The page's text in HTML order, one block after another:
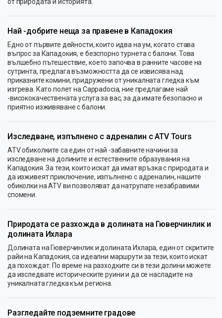
Най -добрите неща за правене в Кападокия
Едно от първите дейности, които идва на ум, когато става
въпрос за Кападокия, е безспорно турнета с балони. Това
вълшебно пътешествие, което започва в ранните часове на
сутринта, предлага възможността да се извисява над
приказните комини, придружени от уникалната гледка към
изгрева. Като полет на Cappadocia, ние предлагаме най
-висококачествената услуга за вас, за да имате безопасно и
приятно изживяване с балони.
Изследване, изпълнено с адреналин с ATV Tours
ATV обиколките са един от най -забавните начини за
изследване на долините и естествените образувания на
Кападокия. За тези, които искат да имат връзка с природата и
да изживеят приключение, изпълнено с адреналин, нашите
обиколки на ATV ви позволяват да натрупате незабравими
спомени.
Природата се разхожда в долината на Гюверчинлик и
долината Ихлара
Долината на Гюверчинлик и долината Ихлара, един от скритите
райи на Кападокия, са идеални маршрути за тези, които искат
да похождат. По време на разходките си в тези долини можете
да изследвате историческите руини и да се насладите на
уникалната гледка към региона.
Разгледайте подземните градове